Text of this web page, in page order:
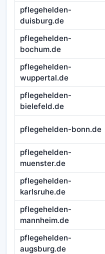
pflegehelden-
duisburg.de
pflegehelden-
bochum.de
pflegehelden-
wuppertal.de
pflegehelden-
bielefeld.de
pflegehelden-bonn.de
pflegehelden-
muenster.de
pflegehelden-
karlsruhe.de
pflegehelden-
mannheim.de
pflegehelden-
augsburg.de